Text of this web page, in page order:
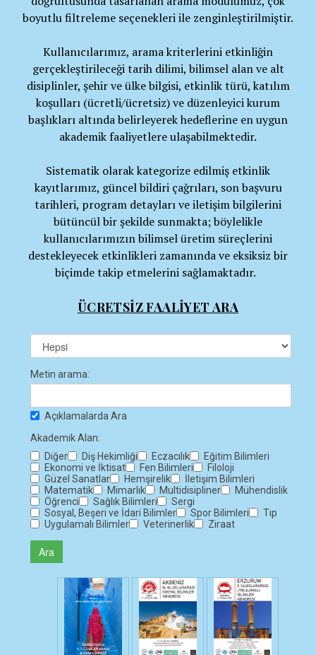
boyutlu filtreleme seçenekleri ile zenginleştirilmiştir.
Kullanıcılarımız, arama kriterlerini etkinliğin
gerçekleştirileceği tarih dilimi, bilimsel alan ve alt
disiplinler, şehir ve ülke bilgisi, etkinlik türü, katılım
koşulları (ücretli/ücretsiz) ve düzenleyici kurum
başlıkları altında belirleyerek hedeflerine en uygun
akademik faaliyetlere ulaşabilmektedir.
Sistematik olarak kategorize edilmiş etkinlik
kayıtlarımız, güncel bildiri çağrıları, son başvuru
tarihleri, program detayları ve iletişim bilgilerini
bütüncül bir şekilde sunmakta; böylelikle
kullanıcılarımızın bilimsel üretim süreçlerini
destekleyecek etkinlikleri zamanında ve eksiksiz bir
biçimde takip etmelerini sağlamaktadır.
ÜCRETSİZ FAALİYET ARA
Metin arama:
Açıklamalarda Ara
Akademik Alan:
Diğer
Diş Hekimliği Eczacılık
Eğitim Bilimleri
Ekonomi ve İktisat
Fen Bilimleri
Filoloji
Güzel Sanatlar
Hemşirelik
İletişim Bilimleri
Matematik
Mimarlık Multidisipliner
Mühendislik
Öğrenci
Sağlık Bilimleri
Sergi
Sosyal, Beşeri ve İdari Bilimler
Spor Bilimleri
Tıp
Uygulamalı Bilimler
Veterinerlik Ziraat
Ara